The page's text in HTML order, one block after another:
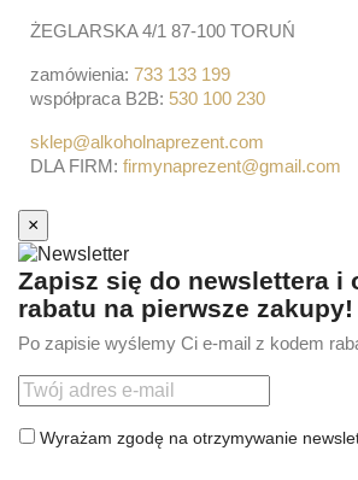
ŻEGLARSKA 4/1 87-100 TORUŃ
zamówienia: 733 133 199
współpraca B2B: 530 100 230
sklep@alkoholnaprezent.com
DLA FIRM: firmynaprezent@gmail.com
×
Zapisz się do newslettera i
rabatu na pierwsze zakupy!
Po zapisie wyślemy Ci e-mail z kodem
Wyrażam zgodę na otrzymywanie